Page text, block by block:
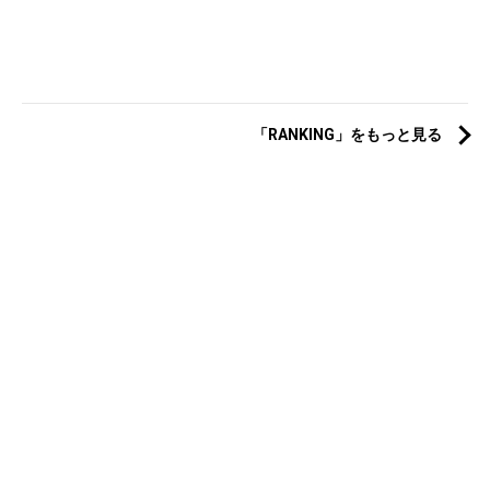
「RANKING」をもっと見る